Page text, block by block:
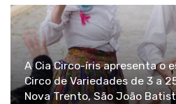
A Cia Circo-íris apresenta o
Circo de Variedades de 3 a
Nova Trento, São João